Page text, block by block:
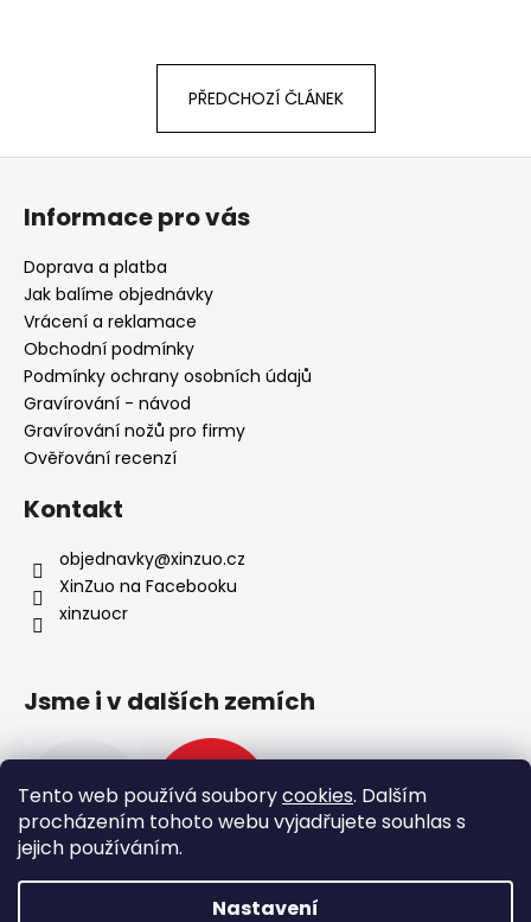
Tento web používá souborycookies. Dalším
procházením tohoto webu vyjadřujete souhlas s
jejich používáním.
Nastavení
PŘEDCHOZÍ ČLÁNEK
Z
Informace pro vás
Doprava a platba
Jak balíme objednávky
Vrácení a reklamace
Obchodní podmínky
Podmínky ochrany osobních údajů
Gravírování - návod
Gravírování nožů pro firmy
Ověřování recenzí
Kontakt
objednavky@xinzuo.cz
XinZuo na Facebooku
xinzuocr
Jsme i v dalších zemích